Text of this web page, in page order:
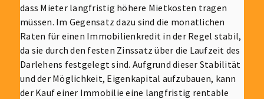
dass Mieter langfristig höhere Mietkosten tragen
müssen. Im Gegensatz dazu sind die monatlichen
Raten für einen Immobilienkredit in der Regel stabil,
da sie durch den festen Zinssatz über die Laufzeit des
Darlehens festgelegt sind. Aufgrund dieser Stabilität
und der Möglichkeit, Eigenkapital aufzubauen, kann
der Kauf einer Immobilie eine langfristig rentable